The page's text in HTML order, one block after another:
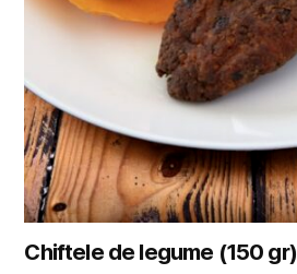
Chiftele de legume (150 gr)